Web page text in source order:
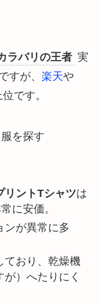
ラバリの王者 実
すが、 楽天や
です。
を探す
リントTシャツは
に安価。
ンが異常に多
ており、乾燥機
）へたりにく